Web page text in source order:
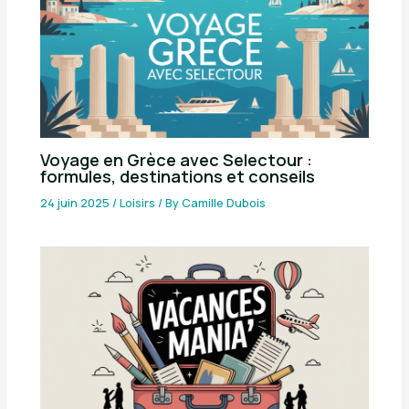
Voyage en Grèce avec Selectour :
formules, destinations et conseils
24 juin 2025/Loisirs / ByCamille Dubois